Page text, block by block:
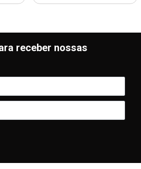
receber nossas